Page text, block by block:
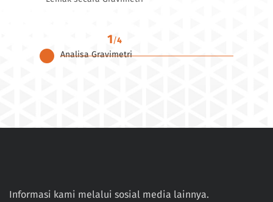
1/4
Analisa Gravimetri
Informasi kami melalui sosial media lainnya.